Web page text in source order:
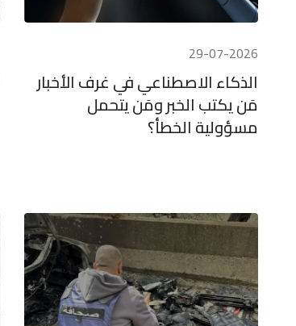
29-07-2026
الذكاء الاصطناعي في غرف الأخبار
مَن يكتب الخبر ومَن يتحمل
مسؤولية الخطأ؟